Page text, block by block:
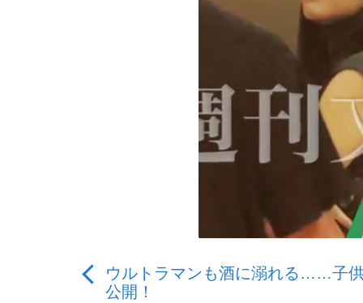
「90%は失敗する。でも…」本田圭佑が初
終戦から81年
おすすめの
#藤田晋
#三
#玉木雄一郎
ウルトラマンも酒に溺れる……子
公開！